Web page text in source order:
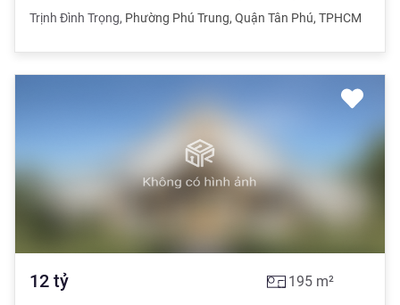
Trịnh Đình Trọng, Phường Phú Trung, Quận Tân Phú, TPHCM
12 tỷ 195 m²